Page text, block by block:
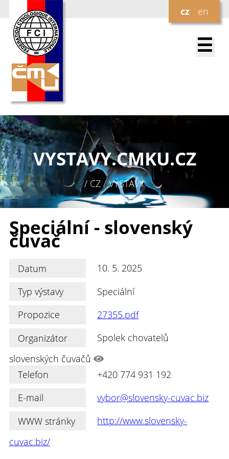
cz en
☰
VYSTAVY.CMKU.CZ
/ CZ / VÝSTAVY
Speciální - slovenský
čuvač
Datum
10. 5. 2025
Typ výstavy
Speciální
Propozice
27355.pdf
Organizátor
Spolek chovatelů
slovenských čuvačů
Telefon
+420 774 931 192
E-mail
vybor@slovensky-cuvac.biz
WWW stránky
http://www.slovensky-
cuvac.biz/